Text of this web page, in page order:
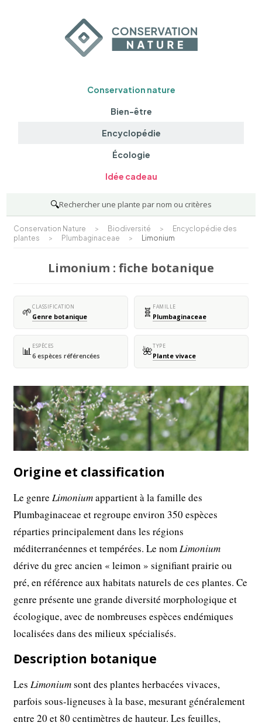
Conservation nature
Bien-être
Encyclopédie
Écologie
Idée cadeau
🔍Rechercher une plante par nom ou critères
Conservation Nature > Biodiversité >
Encyclopédie des
plantes
> Plumbaginaceae > Limonium
Limonium : fiche botanique
🌱CLASSIFICATION
Genre botanique 🧬 FAMILLE
Plumbaginaceae
📊ESPÈCES
6 espèces référencées 🌺TYPE
Plante vivace
Origine et classification
Le genreLimoniumappartient à la famille des
Plumbaginaceae et regroupe environ 350 espèces
réparties principalement dans les régions
méditerranéennes et tempérées. Le nomLimonium
dérive du grec ancien « leimon » signifiant prairie ou
pré, en référence aux habitats naturels de ces plantes. Ce
genre présente une grande diversité morphologique et
écologique, avec de nombreuses espèces endémiques
localisées dans des milieux spécialisés.
Description botanique
LesLimoniumsont des plantes herbacées vivaces,
parfois sous-ligneuses à la base, mesurant généralement
entre 20 et 80 centimètres de hauteur. Les feuilles,